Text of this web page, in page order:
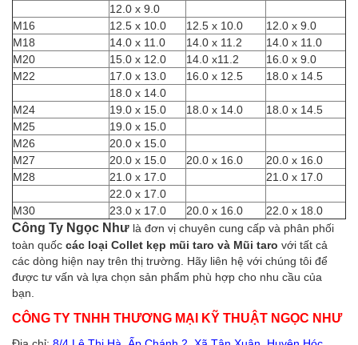
12.0 x 9.0
M16
12.5 x 10.0 12.5 x 10.0
12.0 x 9.0
M18
14.0 x 11.0 14.0 x 11.2
14.0 x 11.0
M20
15.0 x 12.0 14.0 x11.2
16.0 x 9.0
M22
17.0 x 13.0 16.0 x 12.5
18.0 x 14.5
18.0 x 14.0
M24
19.0 x 15.0 18.0 x 14.0
18.0 x 14.5
M25
19.0 x 15.0
M26
20.0 x 15.0
M27
20.0 x 15.0 20.0 x 16.0
20.0 x 16.0
M28
21.0 x 17.0
21.0 x 17.0
22.0 x 17.0
M30
23.0 x 17.0 20.0 x 16.0 22.0 x 18.0
Công Ty Ngọc Như là đơn vị chuyên cung cấp và phân phối
toàn quốc các loại Collet kẹp mũi taro và Mũi taro với tất cả
các dòng hiện nay trên thị trường. Hãy liên hệ với chúng tôi để
được tư vấn và lựa chọn sản phẩm phù hợp cho nhu cầu của
bạn.
CÔNG TY TNHH THƯƠNG MẠI KỸ THUẬT NGỌC NHƯ